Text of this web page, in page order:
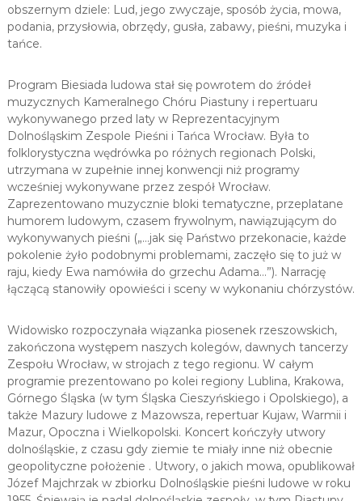
obszernym dziele: Lud, jego zwyczaje, sposób życia, mowa,
podania, przysłowia, obrzędy, gusła, zabawy, pieśni, muzyka i
tańce.
Program Biesiada ludowa stał się powrotem do źródeł
muzycznych Kameralnego Chóru Piastuny i repertuaru
wykonywanego przed laty w Reprezentacyjnym
Dolnośląskim Zespole Pieśni i Tańca Wrocław. Była to
folklorystyczna wędrówka po różnych regionach Polski,
utrzymana w zupełnie innej konwencji niż programy
wcześniej wykonywane przez zespół Wrocław.
Zaprezentowano muzycznie bloki tematyczne, przeplatane
humorem ludowym, czasem frywolnym, nawiązującym do
wykonywanych pieśni („…jak się Państwo przekonacie, każde
pokolenie żyło podobnymi problemami, zaczęło się to już w
raju, kiedy Ewa namówiła do grzechu Adama…”). Narrację
łączącą stanowiły opowieści i sceny w wykonaniu chórzystów.
Widowisko rozpoczynała wiązanka piosenek rzeszowskich,
zakończona występem naszych kolegów, dawnych tancerzy
Zespołu Wrocław, w strojach z tego regionu. W całym
programie prezentowano po kolei regiony Lublina, Krakowa,
Górnego Śląska (w tym Śląska Cieszyńskiego i Opolskiego), a
także Mazury ludowe z Mazowsza, repertuar Kujaw, Warmii i
Mazur, Opoczna i Wielkopolski. Koncert kończyły utwory
dolnośląskie, z czasu gdy ziemie te miały inne niż obecnie
geopolityczne położenie . Utwory, o jakich mowa, opublikował
Józef Majchrzak w zbiorku Dolnośląskie pieśni ludowe w roku